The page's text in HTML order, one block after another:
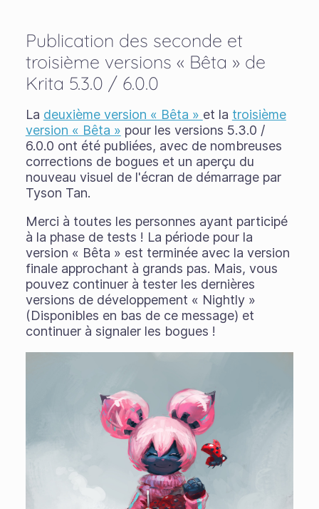
Publication des seconde et
troisième versions « Bêta » de
Krita 5.3.0 / 6.0.0
La deuxième version « Bêta » et la troisième
version « Bêta » pour les versions 5.3.0 /
6.0.0 ont été publiées, avec de nombreuses
corrections de bogues et un aperçu du
nouveau visuel de l'écran de démarrage par
Tyson Tan.
Merci à toutes les personnes ayant participé
à la phase de tests ! La période pour la
version « Bêta » est terminée avec la version
finale approchant à grands pas. Mais, vous
pouvez continuer à tester les dernières
versions de développement « Nightly »
(Disponibles en bas de ce message) et
continuer à signaler les bogues !